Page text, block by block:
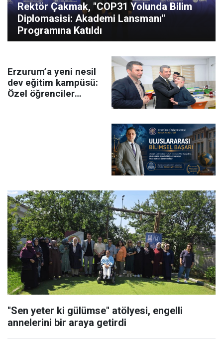
Rektör Çakmak, "COP31 Yolunda Bilim
Diplomasisi: Akademi Lansmanı"
Programına Katıldı
Erzurum’a yeni nesil
dev eğitim kampüsü:
Özel öğrenciler
"Sen yeter ki gülümse" atölyesi, engelli
annelerini bir araya getirdi